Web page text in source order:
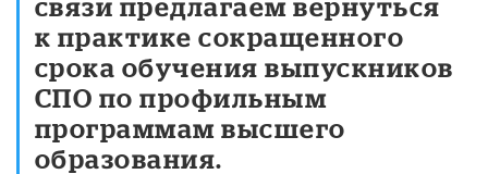
к практике сокращенного
срока обучения выпускников
СПО по профильным
программам высшего
образования.